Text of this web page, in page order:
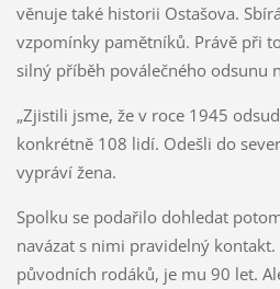
věnuje také historii Ostašova.
vzpomínky pamětníků. Právě při
silný příběh poválečného odsunu
„Zjistili jsme, že v roce 1945
konkrétně 108 lidí. Odešli do
vypráví žena.
Spolku se podařilo dohledat
navázat s nimi pravidelný kontakt.
původních rodáků, je mu 90 let.